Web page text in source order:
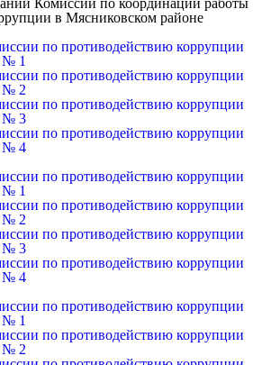
Комиссии по координации работы
в Мясниковском районе
по противодействию коррупции
№ 1
по противодействию коррупции
№ 2
по противодействию коррупции
№ 3
по противодействию коррупции
№ 4
по противодействию коррупции
№ 1
по противодействию коррупции
№ 2
по противодействию коррупции
№ 3
по противодействию коррупции
№ 4
по противодействию коррупции
№ 1
по противодействию коррупции
№ 2